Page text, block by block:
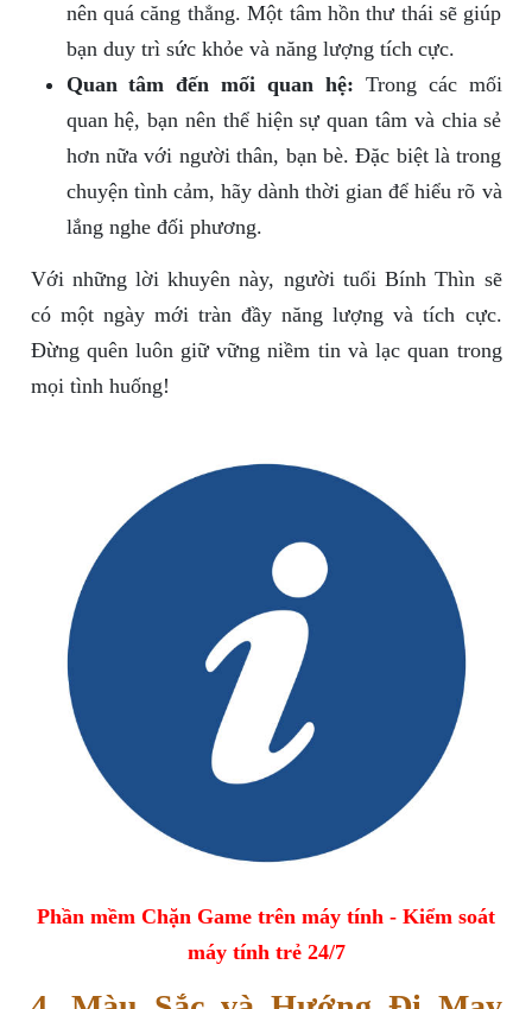
nên quá căng thẳng. Một tâm hồn thư thái sẽ giúp
bạn duy trì sức khỏe và năng lượng tích cực.
Quan tâm đến mối quan hệ: Trong các mối
quan hệ, bạn nên thể hiện sự quan tâm và chia sẻ
hơn nữa với người thân, bạn bè. Đặc biệt là trong
chuyện tình cảm, hãy dành thời gian để hiểu rõ và
lắng nghe đối phương.
Với những lời khuyên này, người tuổi Bính Thìn sẽ
có một ngày mới tràn đầy năng lượng và tích cực.
Đừng quên luôn giữ vững niềm tin và lạc quan trong
mọi tình huống!
Phần mềm Chặn Game trên máy tính - Kiểm soát
máy tính trẻ 24/7